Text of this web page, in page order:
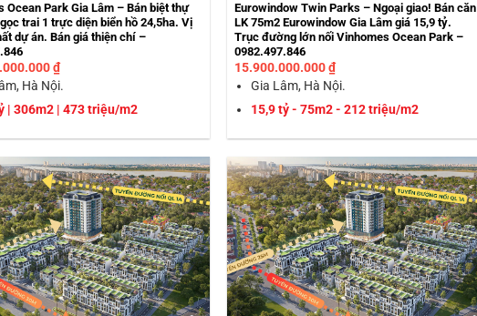
Ocean Park Gia Lâm – Bán biệt thự
trai 1 trực diện biển hồ 24,5ha. Vị
dự án. Bán giá thiện chí –
₫
Hà Nội.
| 306m2 | 473 triệu/m2
Eurowindow Twin Parks – Ngoại giao! Bán căn
LK 75m2 Eurowindow Gia Lâm giá 15,9 tỷ.
Trục đường lớn nối Vinhomes Ocean Park –
0982.497.846
15.900.000.000₫
Gia Lâm, Hà Nội.
15,9 tỷ - 75m2 - 212 triệu/m2